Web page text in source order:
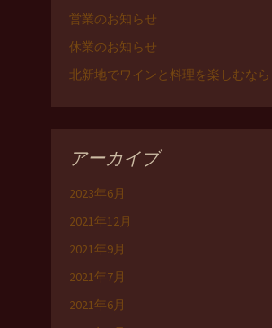
営業のお知らせ
休業のお知らせ
北新地でワインと料理を楽しむなら
アーカイブ
2023年6月
2021年12月
2021年9月
2021年7月
2021年6月